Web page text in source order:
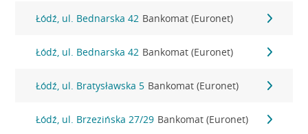
Łódź, ul. Bednarska 42 Bankomat (Euronet)
Łódź, ul. Bednarska 42 Bankomat (Euronet)
Łódź, ul. Bratysławska 5 Bankomat (Euronet)
Łódź, ul. Brzezińska 27/29 Bankomat (Euronet)